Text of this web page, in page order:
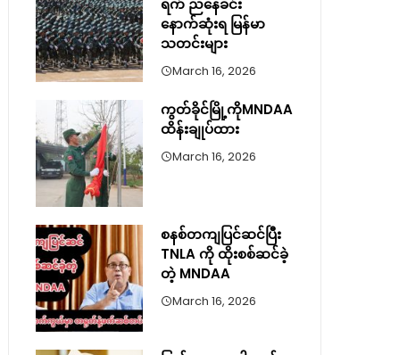
နောက်ဆုံးရ မြန်မာ
သတင်းများ
March 16, 2026
ကွတ်ခိုင်မြို့ကိုMNDAA
ထိန်းချုပ်ထား
March 16, 2026
စနစ်တကျပြင်ဆင်ပြီး
TNLA ကို ထိုးစစ်ဆင်ခဲ့
တဲ့ MNDAA
March 16, 2026